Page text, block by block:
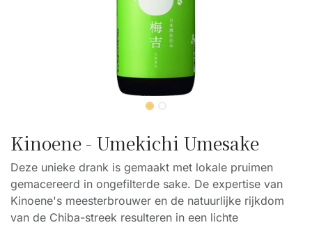
Kinoene - Umekichi Umesake
Deze unieke drank is gemaakt met lokale pruimen
gemacereerd in ongefilterde sake. De expertise van
Kinoene's meesterbrouwer en de natuurlijke rijkdom
van de Chiba-streek resulteren in een lichte